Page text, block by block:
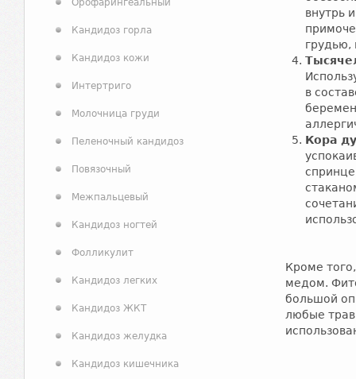
Орофарингеальный
Кандидоз горла
Кандидоз кожи
Интертриго
Молочница груди
Пеленочный кандидоз
Повязочный
Межпальцевый
Кандидоз ногтей
Фолликулит
Кандидоз легких
Кандидоз ЖКТ
Кандидоз желудка
Кандидоз кишечника
внутрь
грудью,
в
Кора
Кроме
медом.
большой
любые